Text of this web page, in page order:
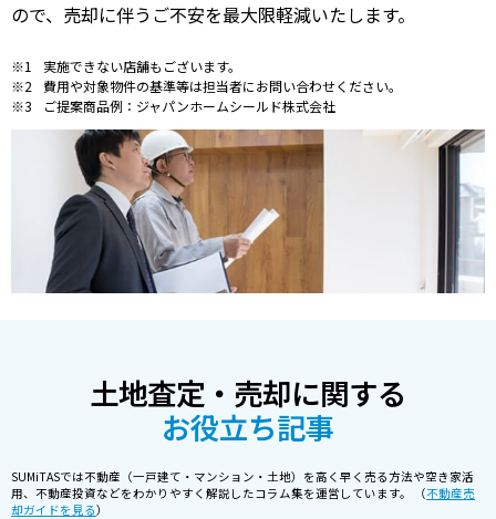
ので、売却に伴うご不安を最大限軽減いたします。
実施できない店舗もございます。
費用や対象物件の基準等は担当者にお問い合わせください。
ご提案商品例：ジャパンホームシールド株式会社
土地査定・売却に関する
お役立ち記事
SUMiTASでは不動産（一戸建て・マンション・土地）を高く早く売る方法や空き家活
用、不動産投資などをわかりやすく解説したコラム集を運営しています。 （不動産売
却ガイドを見る）